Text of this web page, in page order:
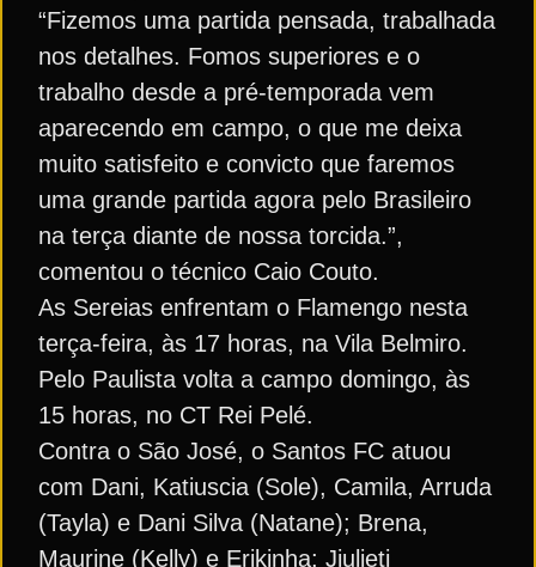
“Fizemos uma partida pensada, trabalhada
nos detalhes. Fomos superiores e o
trabalho desde a pré-temporada vem
aparecendo em campo, o que me deixa
muito satisfeito e convicto que faremos
uma grande partida agora pelo Brasileiro
na terça diante de nossa torcida.”,
comentou o técnico Caio Couto.
As Sereias enfrentam o Flamengo nesta
terça-feira, às 17 horas, na Vila Belmiro.
Pelo Paulista volta a campo domingo, às
15 horas, no CT Rei Pelé.
Contra o São José, o Santos FC atuou
com Dani, Katiuscia (Sole), Camila, Arruda
(Tayla) e Dani Silva (Natane); Brena,
Maurine (Kelly) e Erikinha; Jiulieti